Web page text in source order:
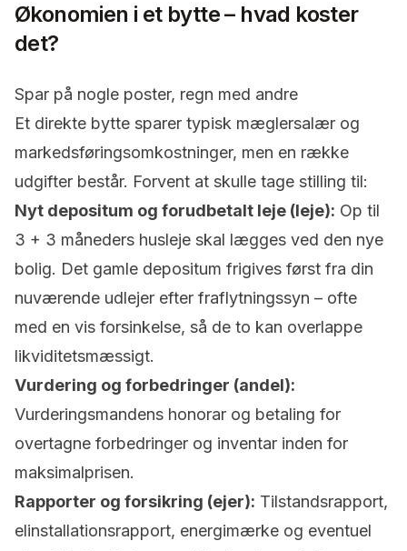
Økonomien i et bytte – hvad koster
det?
Spar på nogle poster, regn med andre
Et direkte bytte sparer typisk mæglersalær og
markedsføringsomkostninger, men en række
udgifter består. Forvent at skulle tage stilling til:
Nyt depositum og forudbetalt leje (leje): Op til
3 + 3 måneders husleje skal lægges ved den nye
bolig. Det gamle depositum frigives først fra din
nuværende udlejer efter fraflytningssyn – ofte
med en vis forsinkelse, så de to kan overlappe
likviditetsmæssigt.
Vurdering og forbedringer (andel):
Vurderingsmandens honorar og betaling for
overtagne forbedringer og inventar inden for
maksimalprisen.
Rapporter og forsikring (ejer): Tilstandsrapport,
elinstallationsrapport, energimærke og eventuel